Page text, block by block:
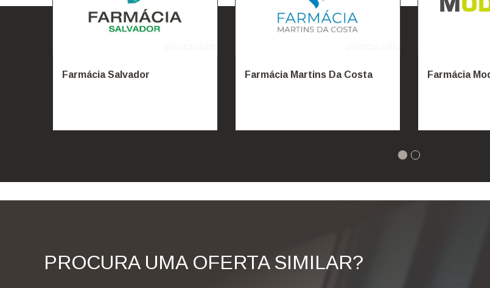
Farmácia Salvador Farmácia Martins Da Costa Farmácia
PROCURA UMA OFERTA SIMILAR?